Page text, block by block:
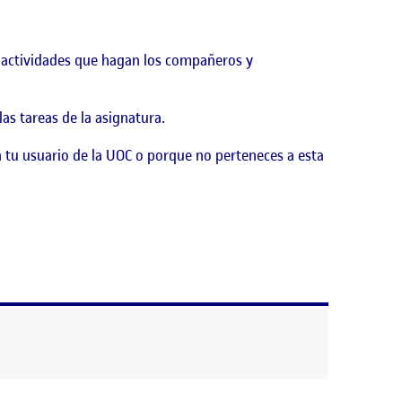
que hagan los compañeros y
tareas de la asignatura.
usuario de la UOC o porque no perteneces a esta